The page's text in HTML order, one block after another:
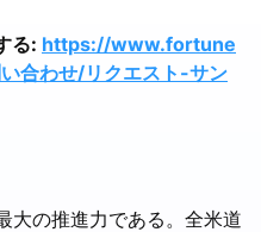
る: https://www.fortune
合わせ/リクエスト-サン
大の推進力である。全米道